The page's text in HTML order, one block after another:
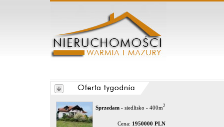
Sprzedam - siedlisko - 400m2
Cena: 1950000 PLN